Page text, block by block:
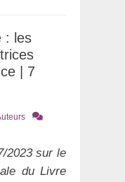
: les
| 7
2023 sur le
du Livre